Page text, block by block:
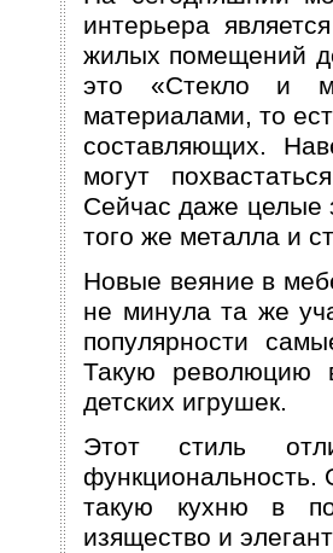
интерьера
жилых помещений
это «Стекло и
материалами, то
составляющих.
могут
Сейчас даже целые
того же металла и
Новые веяние в
не минула та же
популярности
Такую революцию
детских игрушек.
Этот стиль
функциональность.
такую кухню в
изящество и